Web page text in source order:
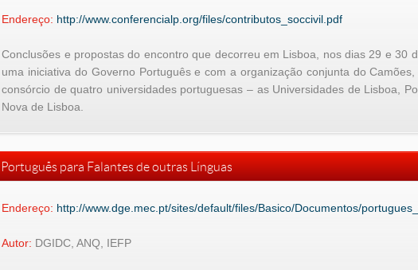
Endereço: http://www.conferencialp.org/files/contributos_soccivil.pdf
Conclusões e propostas do encontro que decorreu em Lisboa, nos dias 29 e 30
uma iniciativa do Governo Português e com a organização conjunta do
consórcio de quatro universidades portuguesas – as Universidades de Lisboa,
Nova de Lisboa.
Português para Falantes de outras Línguas
Endereço: http://www.dge.mec.pt/sites/default/files/Basico/Documentos/
Autor: DGIDC, ANQ, IEFP